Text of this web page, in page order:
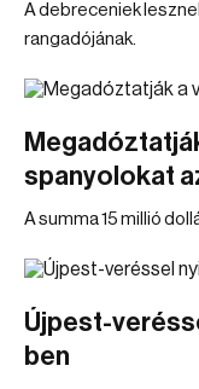
A debreceniek
rangadójának.
spanyolokat
A summa 15 millió
Újpest-
ben